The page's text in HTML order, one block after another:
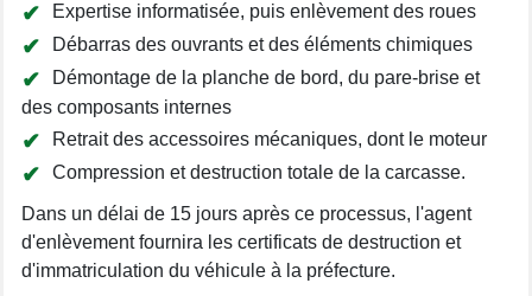
Expertise informatisée, puis enlèvement des roues
Débarras des ouvrants et des éléments chimiques
Démontage de la planche de bord, du pare-brise et
des composants internes
Retrait des accessoires mécaniques, dont le moteur
Compression et destruction totale de la carcasse.
Dans un délai de 15 jours après ce processus, l'agent
d'enlèvement fournira les certificats de destruction et
d'immatriculation du véhicule à la préfecture.